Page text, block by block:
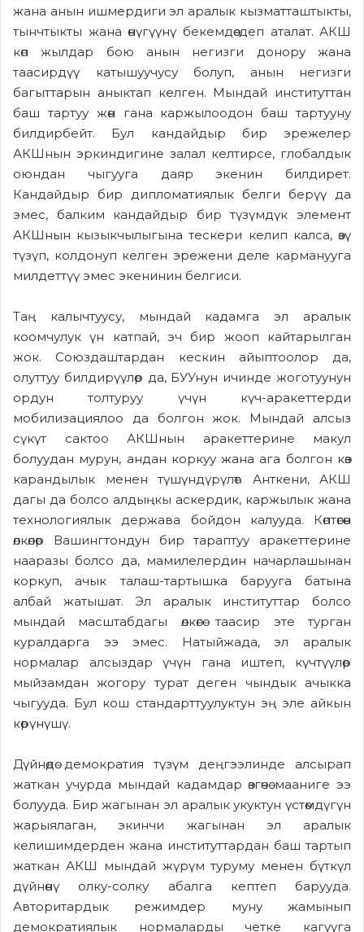
жана анын ишмердиги эл аралык кызматташтыкты,
тынчтыкты жана өнүгүүнү бекемдөө деп аталат. АКШ
көп жылдар бою анын негизги донору жана
таасирдүү катышуучусу болуп, анын негизги
багыттарын аныктап келген. Мындай институттан
баш тартуу жөн гана каржылоодон баш тартууну
билдирбейт. Бул кандайдыр бир эрежелер
АКШнын эркиндигине залал келтирсе, глобалдык
оюндан чыгууга даяр экенин билдирет.
Кандайдыр бир дипломатиялык белги берүү да
эмес, балким кандайдыр бир түзүмдүк элемент
АКШнын кызыкчылыгына тескери келип калса, өзү
түзүп, колдонуп келген эрежени деле карманууга
милдеттүү эмес экенинин белгиси.
Таң калычтуусу, мындай кадамга эл аралык
коомчулук үн катпай, эч бир жооп кайтарылган
жок. Союздаштардан кескин айыптоолор да,
олуттуу билдирүүлөр да, БУУнун ичинде жоготуунун
ордун толтуруу үчүн күч-аракеттерди
мобилизациялоо да болгон жок. Мындай алсыз
сүкүт сактоо АКШнын аракеттерине макул
болуудан мурун, андан коркуу жана ага болгон көз
карандылык менен түшүндүрүлөт. Анткени, АКШ
дагы да болсо алдыңкы аскердик, каржылык жана
технологиялык держава бойдон калууда. Көптөгөн
өлкөлөр Вашингтондун бир тараптуу аракеттерине
нааразы болсо да, мамилелердин начарлашынан
коркуп, ачык талаш-тартышка барууга батына
албай жатышат. Эл аралык институттар болсо
мындай масштабдагы өлкөгө таасир эте турган
куралдарга ээ эмес. Натыйжада, эл аралык
нормалар алсыздар үчүн гана иштеп, күчтүүлөр
мыйзамдан жогору турат деген чындык ачыкка
чыгууда. Бул кош стандарттуулуктун эң эле айкын
көрүнүшү.
Дүйнөдө демократия түзүм деңгээлинде алсырап
жаткан учурда мындай кадамдар өзгөчө мааниге ээ
болууда. Бир жагынан эл аралык укуктун үстөмдүгүн
жарыялаган, экинчи жагынан эл аралык
келишимдерден жана институттардан баш тартып
жаткан АКШ мындай жүрүм туруму менен бүткүл
дүйнөнү олку-солку абалга кептеп барууда.
Авторитардык режимдер муну жамынып
демократиялык нормаларды четке кагууга